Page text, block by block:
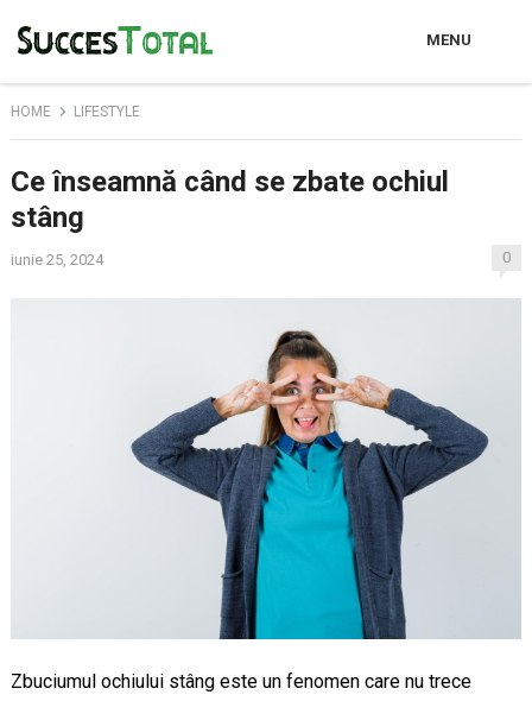
MENU
HOME LIFESTYLE
Ce înseamnă când se zbate ochiul
stâng
iunie 25, 2024 0
Zbuciumul ochiului stâng este un fenomen care nu trece